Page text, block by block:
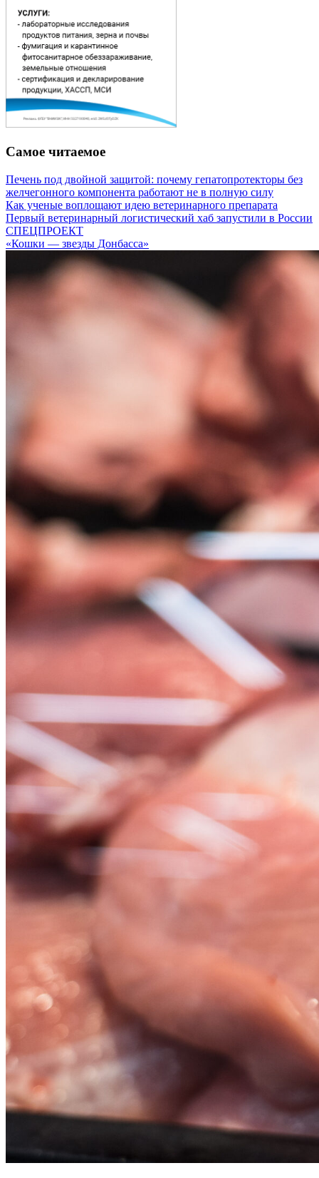
Самое читаемое
Печень под двойной защитой: почему гепатопротекторы без
желчегонного компонента работают не в полную силу
Как ученые воплощают идею ветеринарного препарата
Первый ветеринарный логистический хаб запустили в России
СПЕЦПРОЕКТ
«Кошки — звезды Донбасса»